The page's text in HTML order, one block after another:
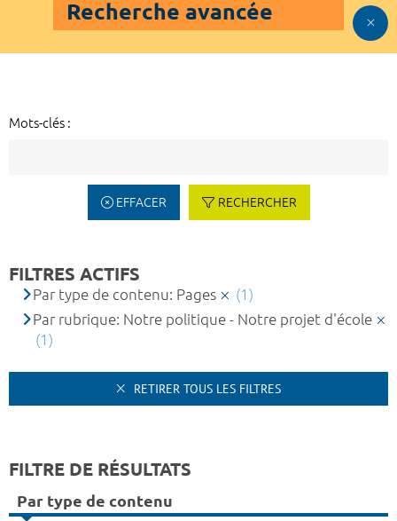
Recherche avancée
Mots-clés :
EFFACER RECHERCHER
FILTRES ACTIFS
Par type de contenu: Pages
(1)
Par rubrique: Notre politique - Notre projet d'école
(1)
RETIRER TOUS LES FILTRES
FILTRE DE RÉSULTATS
Par type de contenu